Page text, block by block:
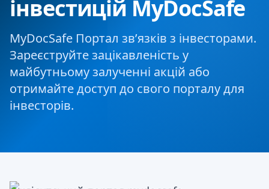
інвестицій MyDocSafe
MyDocSafe Портал зв’язків з інвесторами.
Зареєструйте зацікавленість у
майбутньому залученні акцій або
отримайте доступ до свого порталу для
інвесторів.